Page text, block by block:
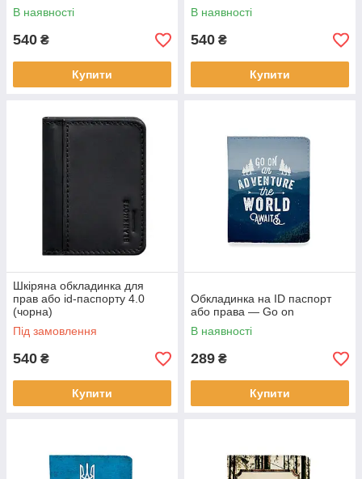
В наявності
540 ₴
Купити
В наявності
540 ₴
Купити
Шкіряна обкладинка для
прав або id-паспорту 4.0
(чорна)
Під замовлення
540 ₴
Купити
Обкладинка на ID паспорт
або права — Go on
В наявності
289 ₴
Купити